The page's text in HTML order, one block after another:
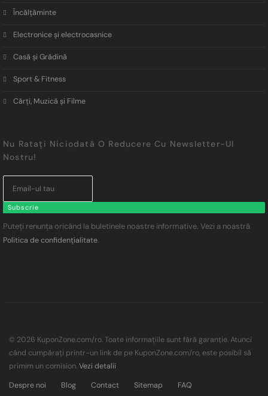
Încălţăminte
Electronice și electrocasnice
Casă și Grădină
Sport & Fitness
Cărți, Muzică și Filme
Nu Ratați Niciodată O Reducere Cu Newsletter-Ul
Nostru!
Subscrie
Puteți renunța oricând la buletinele noastre informative. Vezi a noastră
Politica de confidențialitate.
© 2026 KuponZone.com/ro. Toate informațiile sunt fără garanție. Atunci
când cumpărați printr-un link de pe KuponZone.com/ro, este posibil să
primim un comision.Vezi detalii
Despre noi
Blog Contact Sitemap FAQ